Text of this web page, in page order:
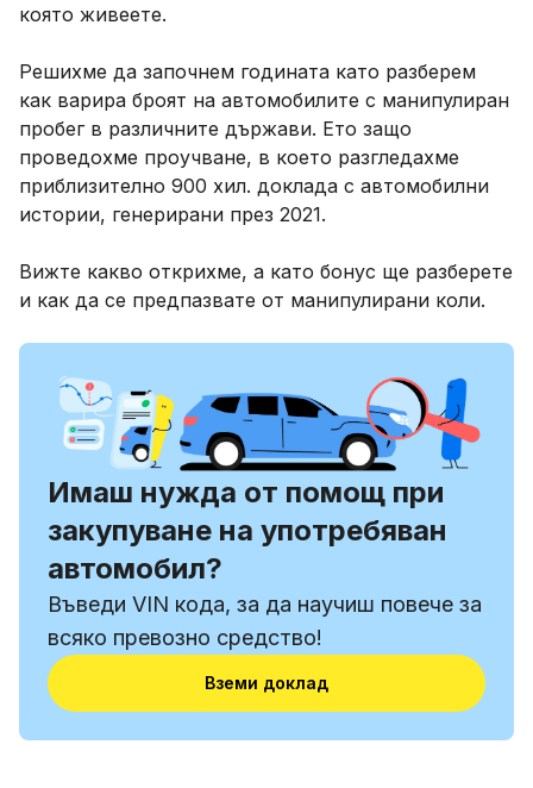
която живеете.
Решихме да започнем годината като разберем
как варира броят на автомобилите с манипулиран
пробег в различните държави. Ето защо
проведохме проучване, в което разгледахме
приблизително 900 хил. доклада с автомобилни
истории, генерирани през 2021.
Вижте какво открихме, а като бонус ще разберете
и как да се предпазвате от манипулирани коли.
Имаш нужда от помощ при
закупуване на употребяван
автомобил?
Въведи VIN кода, за да научиш повече за
всяко превозно средство!
Вземи доклад